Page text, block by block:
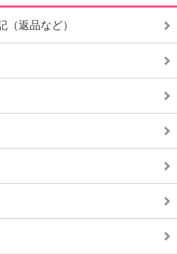
（返品など）